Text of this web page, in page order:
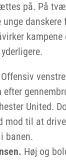
på. På
danskere
Offensiv
efter
United.
mod til at
banen.
Høj og